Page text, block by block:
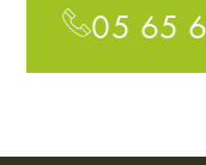
05 65